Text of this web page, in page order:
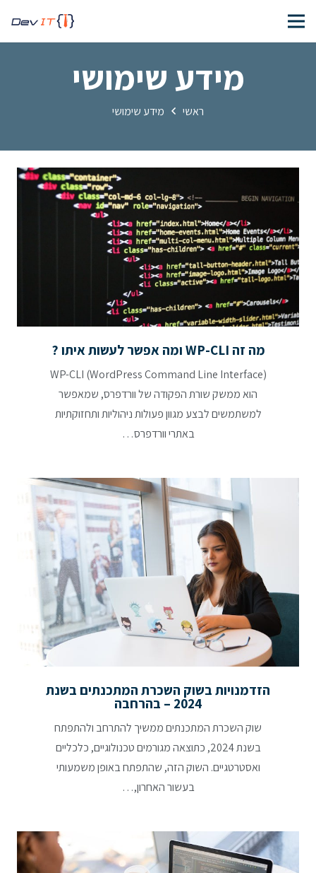
מידע שימושי
ראשי מידע שימושי
מה זה WP-CLI ומה אפשר לעשות איתו ?
WP-CLI (WordPress Command Line Interface)
הוא ממשק שורת הפקודה של וורדפרס, שמאפשר
למשתמשים לבצע מגוון פעולות ניהוליות ותחזוקתיות
באתרי וורדפרס…
הזדמנויות בשוק השכרת המתכנתים בשנת
2024 – בהרחבה
שוק השכרת המתכנתים ממשיך להתרחב ולהתפתח
בשנת 2024, כתוצאה מגורמים טכנולוגיים, כלכליים
ואסטרטגיים. השוק הזה, שהתפתח באופן משמעותי
בעשור האחרון,…